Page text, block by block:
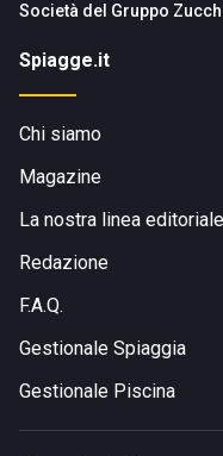
Società del Gruppo
Spiagge.it
Chi siamo
Magazine
La nostra linea editoriale
Redazione
F.A.Q.
Gestionale Spiaggia
Gestionale Piscina